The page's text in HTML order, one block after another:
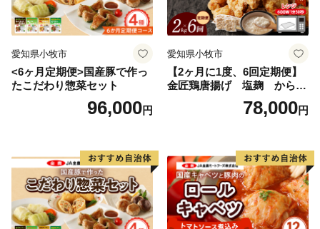
愛知県小牧市
<6ヶ月定期便>国産豚で作っ
たこだわり惣菜セット
96,000円
愛知県小牧市
【2ヶ月に1度、6回定期便】
金匠鶏唐揚げ 塩麹 からあ
78,000円